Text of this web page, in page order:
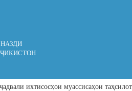
ихтисосҳои муассисаҳои